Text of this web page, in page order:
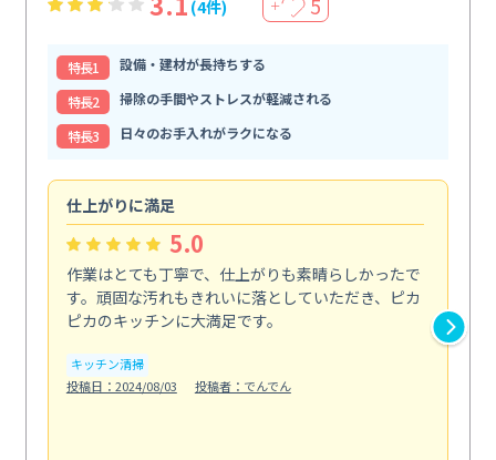
(4件) ＋ 5
特⻑1
設備・建材が長持ちする
特⻑2
掃除の手間やストレスが軽減される
特⻑3
日々のお手入れがラクになる
仕上がりに満足
5.0
作業はとても丁寧で、仕上がりも素晴らしかったで
す。頑固な汚れもきれいに落としていただき、ピカ
ピカのキッチンに大満足です。
キッチン清掃
投稿日：2024/08/03
投稿者：でんでん